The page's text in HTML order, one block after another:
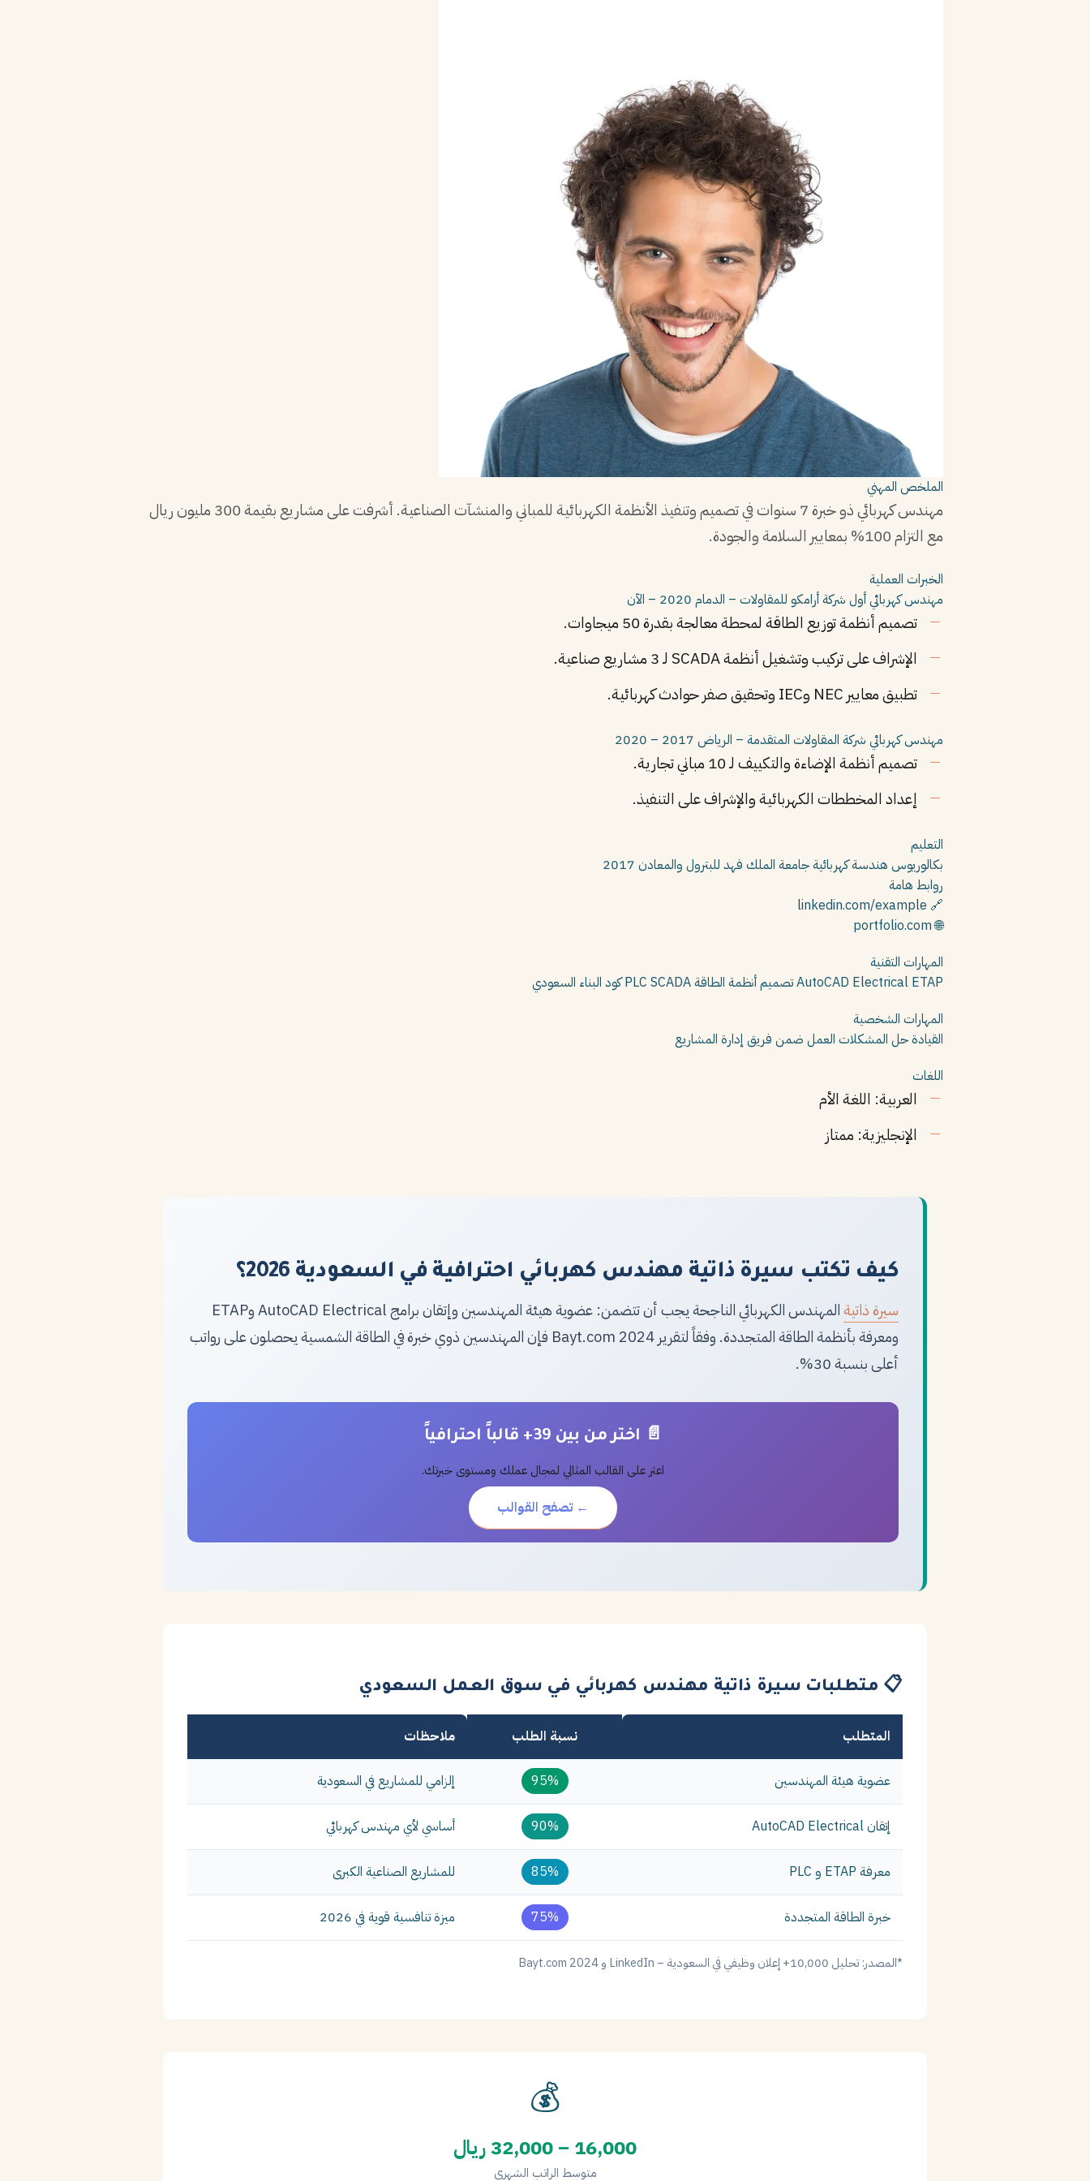
الملخص المهني
مهندس كهربائي ذو خبرة 7 سنوات في تصميم وتنفيذ الأنظمة الكهربائية للمباني والمنشآت الصناعية. أشرفت على مشاريع بقيمة 300 مليون ريال
مع التزام 100% بمعايير السلامة والجودة.
الخبرات العملية
مهندس كهربائي أول شركة أرامكو للمقاولات – الدمام 2020 – الآن
تصميم أنظمة توزيع الطاقة لمحطة معالجة بقدرة 50 ميجاوات.
الإشراف على تركيب وتشغيل أنظمة SCADA لـ 3 مشاريع صناعية.
تطبيق معايير NEC وIEC وتحقيق صفر حوادث كهربائية.
مهندس كهربائي شركة المقاولات المتقدمة – الرياض 2017 – 2020
تصميم أنظمة الإضاءة والتكييف لـ 10 مباني تجارية.
إعداد المخططات الكهربائية والإشراف على التنفيذ.
التعليم
بكالوريوس هندسة كهربائية جامعة الملك فهد للبترول والمعادن 2017
روابط هامة
🔗 linkedin.com/example
🌐 portfolio.com
المهارات التقنية
AutoCAD Electrical ETAP تصميم أنظمة الطاقة PLC SCADA
كود البناء السعودي
المهارات الشخصية
القيادةحل المشكلات العمل ضمن فريق إدارة المشاريع
اللغات
العربية: اللغة الأم
الإنجليزية: ممتاز
كيف تكتب سيرة ذاتية مهندس كهربائي احترافية في السعودية 2026؟
سيرة ذاتية
المهندس الكهربائي الناجحة يجب أن تتضمن: عضوية هيئة المهندسين وإتقان برامج AutoCAD Electrical وETAP
ومعرفة بأنظمة الطاقة المتجددة. وفقاً لتقرير Bayt.com 2024 فإن المهندسين ذوي خبرة في الطاقة الشمسية يحصلون على رواتب
أعلى بنسبة 30%.
📄 اختر من بين 39+ قالباً احترافياً
اعثر على القالب المثالي لمجال عملك ومستوى خبرتك.
← تصفح القوالب
📋 متطلبات سيرة ذاتية مهندس كهربائي في سوق العمل السعودي
المتطلب نسبة الطلب ملاحظات
عضوية هيئة المهندسين 95% إلزامي للمشاريع في السعودية
إتقان AutoCAD Electrical 90% أساسي لأي مهندس كهربائي
معرفة ETAP و PLC 85% للمشاريع الصناعية الكبرى
خبرة الطاقة المتجددة 75% ميزة تنافسية قوية في 2026
*المصدر: تحليل 10,000+ إعلان وظيفي في السعودية – LinkedIn و Bayt.com 2024
💰
16,000 – 32,000 ريال
متوسط الراتب الشهري